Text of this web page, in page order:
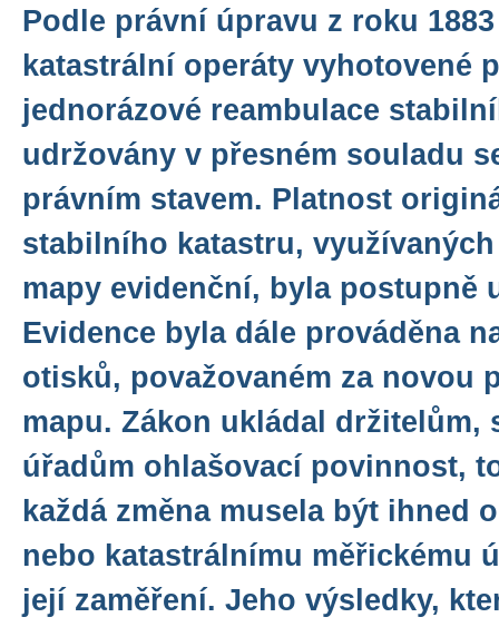
Podle právní úpravu z roku
katastrální operáty vyhotovené
jednorázové reambulace
udržovány v přesném souladu
právním stavem. Platnost
stabilního katastru,
mapy evidenční, byla postupně
Evidence byla dále prováděna
otisků, považovaném za novou
mapu. Zákon ukládal držitelům,
úřadům ohlašovací povinnost,
každá změna musela být ihned
nebo katastrálnímu měřickému
její zaměření. Jeho výsledky,